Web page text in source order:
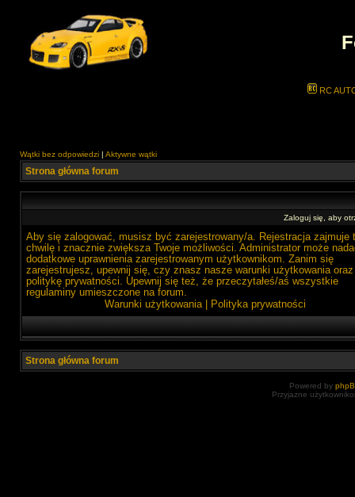
RC
Wątki bez odpowiedzi | Aktywne wątki
Strona główna forum
Zaloguj się, aby
Aby się zalogować, musisz być zarejestrowany/a. Rejestracja zajmuje
chwilę i znacznie zwiększa Twoje możliwości. Administrator może
dodatkowe uprawnienia zarejestrowanym użytkownikom. Zanim się
zarejestrujesz, upewnij się, czy znasz nasze warunki użytkowania oraz
politykę prywatności. Upewnij się też, że przeczytałeś/aś wszystkie
regulaminy umieszczone na forum.
Warunki użytkowania| Polityka prywatności
Strona główna forum
Powered by
Przyjazne